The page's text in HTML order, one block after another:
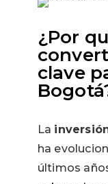
¿Por
clave
La
ha
últimos